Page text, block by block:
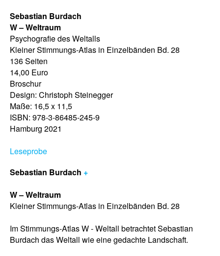
Sebastian Burdach +
W – Weltraum
Kleiner Stimmungs-Atlas in Einzelbänden Bd. 28
Im Stimmungs-Atlas W - Weltall betrachtet Sebastian
Burdach das Weltall wie eine gedachte Landschaft.
Sebastian Burdach
W – Weltraum
Psychografie des Weltalls
Kleiner Stimmungs-Atlas in Einzelbänden Bd. 28
136 Seiten
14,00 Euro
Broschur
Design: Christoph Steinegger
Maße: 16,5 x 11,5
ISBN: 978-3-86485-245-9
Hamburg 2021
Leseprobe